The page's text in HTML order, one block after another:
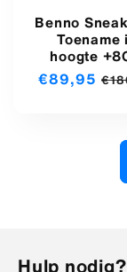
Benno
Toename
hoogte
€89,95
Hulp nodig?